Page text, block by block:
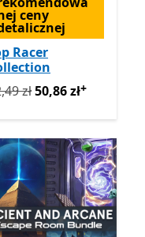
złOferty zakupu w
ceny
Racer
92,49 zł teraz
zł50,86 zł+